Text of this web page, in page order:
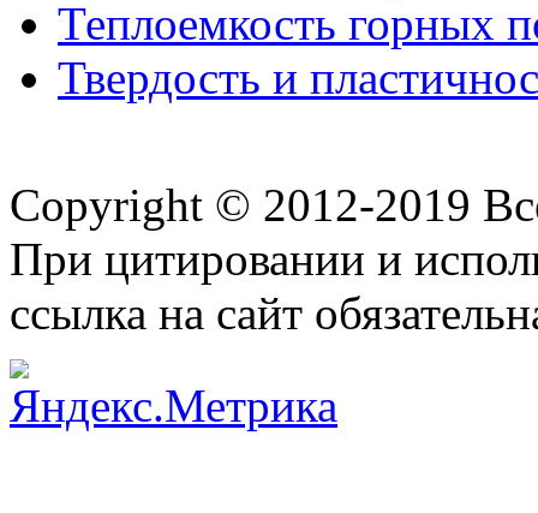
Теплоемкость горных
Твердость и
Copyright © 2012-2019
При цитировании и
ссылка на сайт